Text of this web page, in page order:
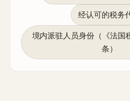
经认可的税务
境内派驻人员身份（《法国
条）